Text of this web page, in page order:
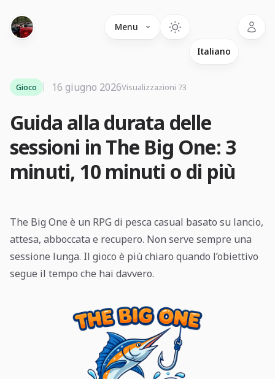
Menu
Guida alla durata delle
sessioni in The Big One: 3
minuti, 10 minuti o di più
Gioco 16 giugno 2026Visualizzazioni 73
The Big One è un RPG di pesca casual basato su lancio,
attesa, abboccata e recupero. Non serve sempre una
sessione lunga. Il gioco è più chiaro quando l’obiettivo
segue il tempo che hai davvero.